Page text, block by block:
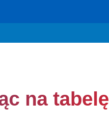
na tabelę